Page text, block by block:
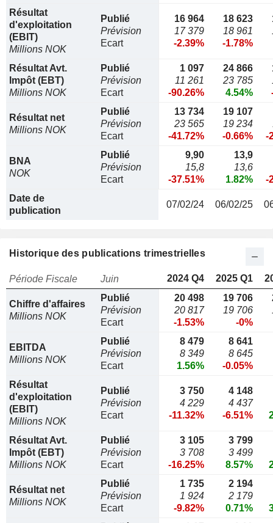
Résultat
d'exploitation
(EBIT)
Millions NOK
Publié
Prévision
Ecart
16 964
17 379
-2.39%
18 623
18 961
-1.78%
Résultat Avt.
Impôt (EBT)
Millions NOK
Publié
Prévision
Ecart
1 097
11 261
-90.26%
24 866
23 785
4.54%
Résultat net
Millions NOK
Publié
Prévision
Ecart
13 734
23 565
-41.72%
19 107
19 234
-0.66%
-
BNA
NOK
Publié
Prévision
Ecart
9,90
15,8
-37.51%
13,9
13,6
1.82%
-
Date de
publication
07/02/24 06/02/25
Historique des publications trimestrielles
Période Fiscale Juin 2024 Q4 2025 Q1
Chiffre d'affaires
Millions NOK
Publié
Prévision
Ecart
20 498
20 817
-1.53%
19 706
19 706
-0%
EBITDA
Millions NOK
Publié
Prévision
Ecart
8 479
8 349
1.56%
8 641
8 645
-0.05%
Résultat
d'exploitation
(EBIT)
Millions NOK
Publié
Prévision
Ecart
3 750
4 229
-11.32%
4 148
4 437
-6.51%
Résultat Avt.
Impôt (EBT)
Millions NOK
Publié
Prévision
Ecart
3 105
3 708
-16.25%
3 799
3 499
8.57%
Résultat net
Millions NOK
Publié
Prévision
Ecart
1 735
1 924
-9.82%
2 194
2 179
0.71%